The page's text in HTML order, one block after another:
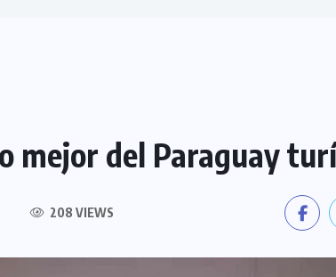
mejor del Paraguay
208 VIEWS